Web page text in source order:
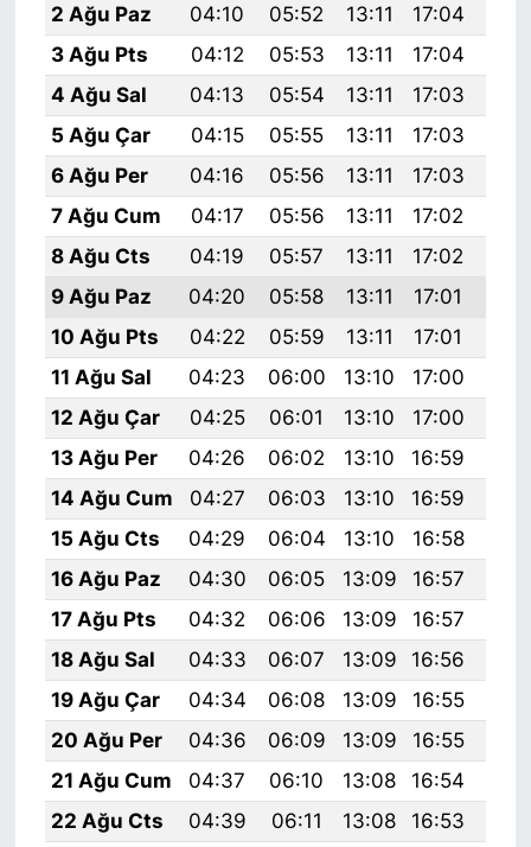
2 Ağu Paz
04:10 05:52 13:11 17:04
3 Ağu Pts
04:12 05:53 13:11 17:04
4 Ağu Sal
04:13 05:54 13:11 17:03
5 Ağu Çar
04:15 05:55 13:11 17:03
6 Ağu Per
04:16 05:56 13:11 17:03
7 Ağu Cum
04:17 05:56 13:11 17:02
8 Ağu Cts
04:19 05:57 13:11 17:02
9 Ağu Paz
04:20 05:58 13:11 17:01
10 Ağu Pts
04:22 05:59 13:11 17:01
11 Ağu Sal
04:23 06:00 13:10 17:00
12 Ağu Çar
04:25 06:01 13:10 17:00
13 Ağu Per
04:26 06:02 13:10 16:59
14 Ağu Cum
04:27 06:03 13:10 16:59
15 Ağu Cts
04:29 06:04 13:10 16:58
16 Ağu Paz
04:30 06:05 13:09 16:57
17 Ağu Pts
04:32 06:06 13:09 16:57
18 Ağu Sal
04:33 06:07 13:09 16:56
19 Ağu Çar
04:34 06:08 13:09 16:55
20 Ağu Per
04:36 06:09 13:09 16:55
21 Ağu Cum
04:37 06:10 13:08 16:54
22 Ağu Cts
04:39 06:11 13:08 16:53